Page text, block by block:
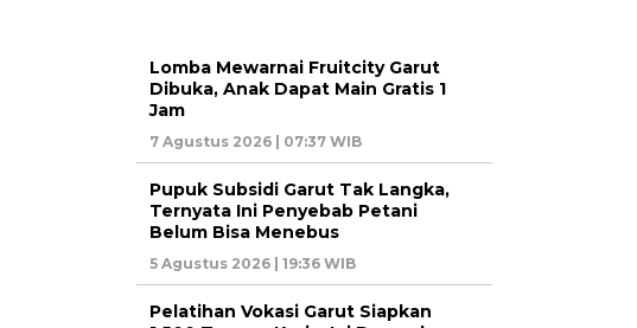
Lomba Mewarnai Fruitcity Garut
Dibuka, Anak Dapat Main Gratis 1
Jam
7 Agustus 2026 | 07:37 WIB
Pupuk Subsidi Garut Tak Langka,
Ternyata Ini Penyebab Petani
Belum Bisa Menebus
5 Agustus 2026 | 19:36 WIB
Pelatihan Vokasi Garut Siapkan